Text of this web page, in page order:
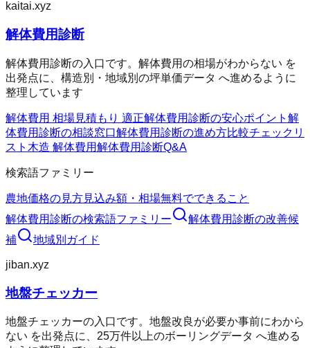
kaitai.xyz
解体費用診断
解体費用診断の入口です。解体費用の相場がわからない を
出発点に、構造別・地域別の坪単価データ へ進めるように
整理しています
解体費用 相場見積もり 適正解体費用診断の安心ポイント 解
体費用診断の相談窓口解体費用診断の進め方比較チェックリ
スト 木造 解体費用解体費用診断Q&A
検索語ファミリー
農地価格の見方見込み額・相場無料でできること
解体費用診断の検索語ファミリー 解体費用診断の改善候
補
地域別ガイド
jiban.xyz
地盤チェッカー
地盤チェッカーの入口です。地盤改良が必要か事前にわから
ない を出発点に、25万件以上のボーリングデータ へ進める